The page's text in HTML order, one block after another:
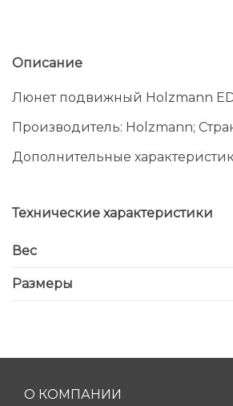
Описание
Люнет подвижный Holzmann
Производитель: Holzmann;
Дополнительные
Технические характеристики
Вес
Размеры
О КОМПАНИИ